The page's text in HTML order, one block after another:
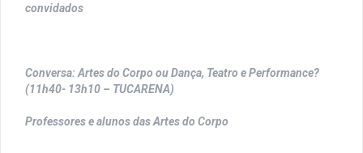
convidados
Conversa: Artes do Corpo ou Dança, Teatro e Performance?
(11h40- 13h10 – TUCARENA)
Professores e alunos das Artes do Corpo